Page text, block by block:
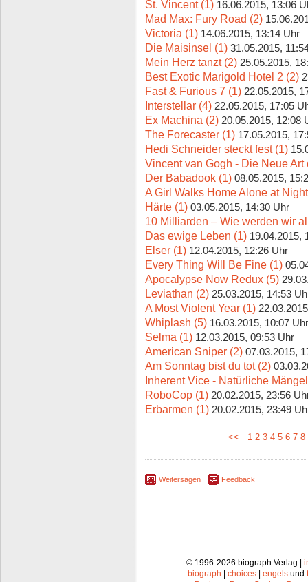
St. Vincent (1) 16.06.2015, 13:06
Mad Max: Fury Road (2)
Victoria (1) 14.06.2015, 13:14 Uhr
Die Maisinsel (1) 31.05.2015,
Mein Herz tanzt (2) 25.05.2015,
Best Exotic Marigold Hotel 2 (2)
Fast & Furious 7 (1) 22.05.2015,
Interstellar (4) 22.05.2015, 17:05
Ex Machina (2) 20.05.2015, 12:08
The Forecaster (1) 17.05.2015,
Hedi Schneider steckt fest (1)
Vincent van Gogh - Die Neue Art
Der Babadook (1) 08.05.2015,
A Girl Walks Home Alone at
Härte (1) 03.05.2015, 14:30 Uhr
10 Milliarden – Wie werden wir
Das ewige Leben (1) 19.04.2015,
Elser (1) 12.04.2015, 12:26 Uhr
Every Thing Will Be Fine (1)
Apocalypse Now Redux (5)
Leviathan (2) 25.03.2015, 14:53
A Most Violent Year (1)
Whiplash (5) 16.03.2015, 10:07 Uhr
Selma (1) 12.03.2015, 09:53 Uhr
American Sniper (2) 07.03.2015,
Am Sonntag bist du tot (2)
Inherent Vice - Natürliche
RoboCop (1) 20.02.2015, 23:56
Erbarmen (1) 20.02.2015, 23:49
<< 1 2 3 4 5 6 7 8
Weitersagen Feedback
© 1996-2026 biograph Verlag |
biograph | choices | engels und